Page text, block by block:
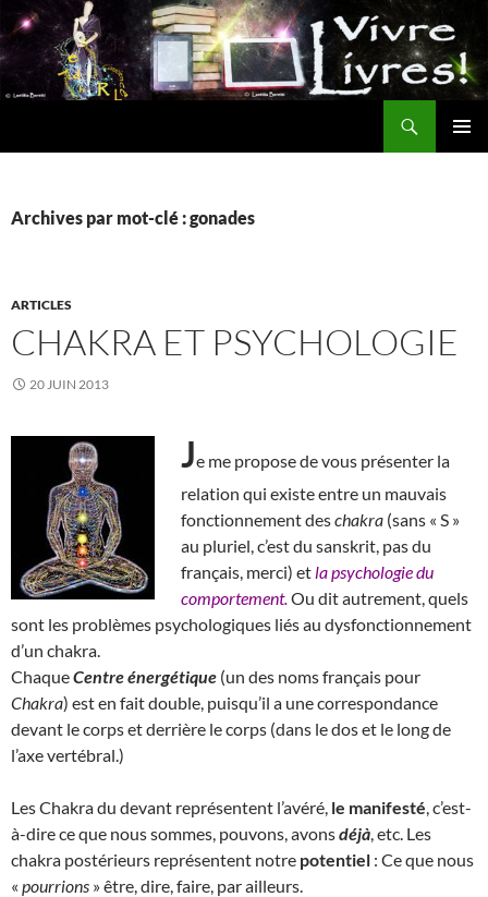
Aller
au
contenu
Archives par mot-clé : gonades
ARTICLES
CHAKRA ET PSYCHOLOGIE
20 JUIN 2013
Je me propose de vous présenter la
relation qui existe entre un mauvais
fonctionnement deschakra (sans « S »
au pluriel, c’est du sanskrit, pas du
français, merci) et la psychologie du
comportement. Ou dit autrement, quels
sont les problèmes psychologiques liés au dysfonctionnement
d’un chakra.
ChaqueCentre énergétique (un des noms français pour
Chakra) est en fait double, puisqu’il a une correspondance
devant le corps et derrière le corps (dans le dos et le long de
l’axe vertébral.)
Les Chakra du devant représentent l’avéré, le manifesté , c’est-
à-dire ce que nous sommes, pouvons, avonsdéjà , etc. Les
chakra postérieurs représentent notre potentiel : Ce que nous
« pourrions » être, dire, faire, par ailleurs.